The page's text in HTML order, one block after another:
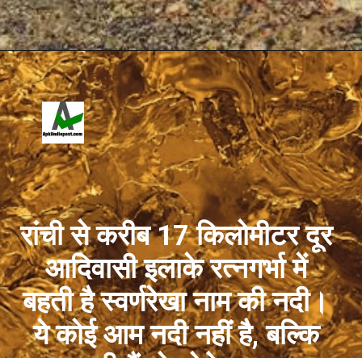
रांची से करीब 17 किलोमीटर दूर
आदिवासी इलाके रत्नगर्भा में
बहती है स्वर्णरेखा नाम की नदी।
ये कोई आम नदी नहीं है, बल्कि